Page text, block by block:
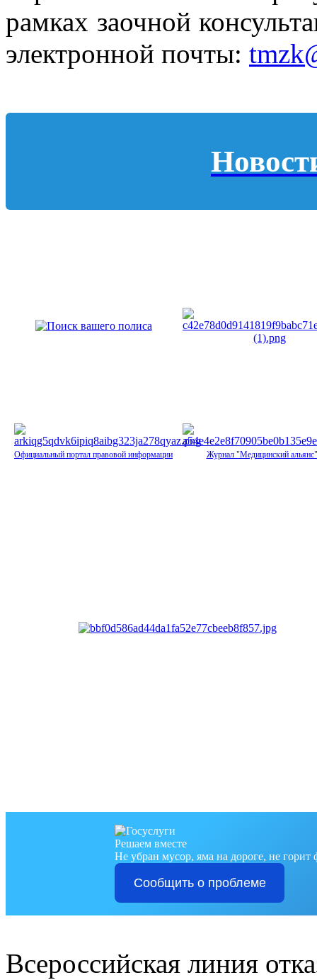
рамках заочной
электронной почты:
Официальный портал правовой информации Журнал "Медицинский альянс"
Решаем вместе
Не убран мусор, яма на дороге, не горит
Сообщить о проблеме
Всероссийская линия